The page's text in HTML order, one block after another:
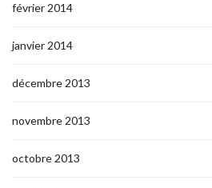
février 2014
janvier 2014
décembre 2013
novembre 2013
octobre 2013